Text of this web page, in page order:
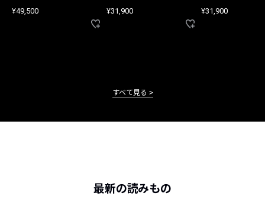
¥49,500 ¥31,900 ¥31,900
すべて見る
最新の読みもの